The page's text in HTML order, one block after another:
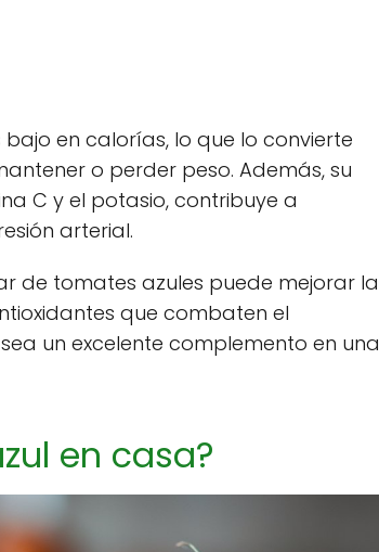
en calorías, lo que lo convierte
o perder peso. Además, su
C y el potasio, contribuye a
arterial.
de tomates azules puede mejorar la
que combaten el
un excelente complemento en una
en casa?